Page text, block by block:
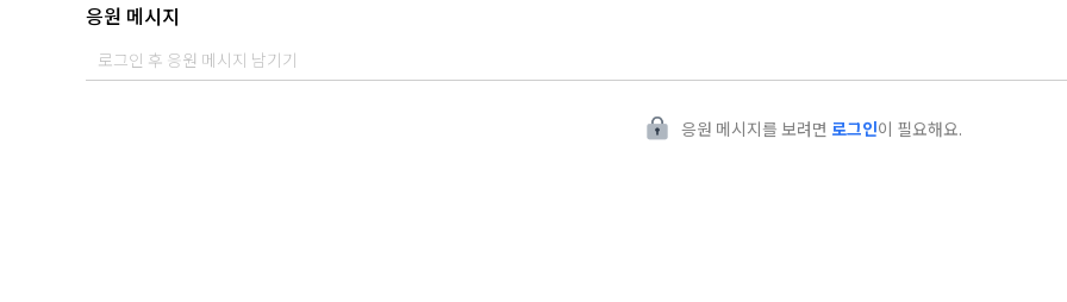
응원 메시지
응원 메시지를 보려면 로그인이 필요해요.